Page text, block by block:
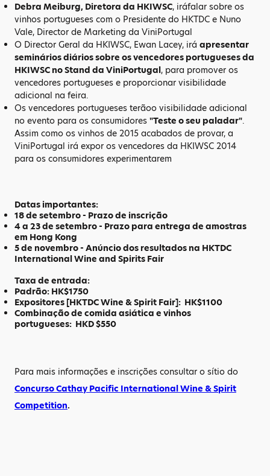
Debra Meiburg, Diretora da HKIWSC, iráfalar sobre os
vinhos portugueses com o Presidente do HKTDC e Nuno
Vale, Director de Marketing da ViniPortugal
O Director Geral da HKIWSC, Ewan Lacey, irá apresentar
seminários diários sobre os vencedores portugueses da
HKIWSC no Stand da ViniPortugal, para promover os
vencedores portugueses e proporcionar visibilidade
adicional na feira.
Os vencedores portugueses terãoo visibilidade adicional
no evento para os consumidores "Teste o seu paladar".
Assim como os vinhos de 2015 acabados de provar, a
ViniPortugal irá expor os vencedores da HKIWSC 2014
para os consumidores experimentarem
Datas importantes:
18 de setembro - Prazo de inscrição
4 a 23 de setembro - Prazo para entrega de amostras
em Hong Kong
5 de novembro - Anúncio dos resultados na HKTDC
International Wine and Spirits Fair
Taxa de entrada:
Padrão: HK$1750
Expositores [HKTDC Wine & Spirit Fair]: HK$1100
Combinação de comida asiática e vinhos
portugueses: HKD $550
Para mais informações e inscrições consultar o sítio do
Concurso Cathay Pacific International Wine & Spirit
Competition.